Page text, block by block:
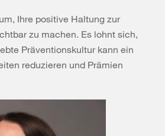
Ihre positive Haltung zur
zu machen. Es lohnt sich,
Präventionskultur kann ein
reduzieren und Prämien